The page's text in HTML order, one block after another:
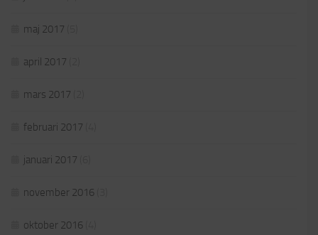
maj 2017
april 2017
mars 2017
februari 2017
januari 2017
november 2016
oktober 2016